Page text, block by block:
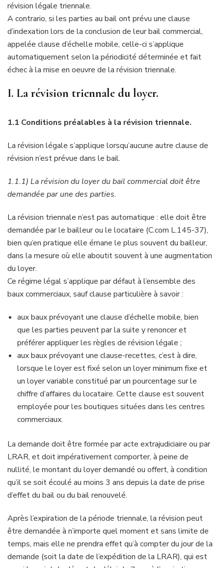
révision légale triennale.
A contrario, si les parties au bail ont prévu une clause
d’indexation lors de la conclusion de leur bail commercial,
appelée clause d’échelle mobile, celle-ci s’applique
automatiquement selon la périodicité déterminée et fait
échec à la mise en oeuvre de la révision triennale.
I. La révision triennale du loyer.
1.1 Conditions préalables à la révision triennale.
La révision légale s’applique lorsqu’aucune autre clause de
révision n’est prévue dans le bail.
1.1.1) La révision du loyer du bail commercial doit être
demandée par une des parties.
La révision triennale n’est pas automatique : elle doit être
demandée par le bailleur ou le locataire (C.com L.145-37),
bien qu’en pratique elle émane le plus souvent du bailleur,
dans la mesure où elle aboutit souvent à une augmentation
du loyer.
Ce régime légal s’applique par défaut à l’ensemble des
baux commerciaux, sauf clause particulière à savoir :
aux baux prévoyant une clause d’échelle mobile, bien
que les parties peuvent par la suite y renoncer et
préférer appliquer les règles de révision légale ;
aux baux prévoyant une clause-recettes, c’est à dire,
lorsque le loyer est fixé selon un loyer minimum fixe et
un loyer variable constitué par un pourcentage sur le
chiffre d’affaires du locataire. Cette clause est souvent
employée pour les boutiques situées dans les centres
commerciaux.
La demande doit être formée par acte extrajudiciaire ou par
LRAR, et doit impérativement comporter, à peine de
nullité, le montant du loyer demandé ou offert, à condition
qu’il se soit écoulé au moins 3 ans depuis la date de prise
d’effet du bail ou du bail renouvelé.
Après l’expiration de la période triennale, la révision peut
être demandée à n’importe quel moment et sans limite de
temps, mais elle ne prendra effet qu’à compter du jour de la
demande (soit la date de l’expédition de la LRAR), qui est